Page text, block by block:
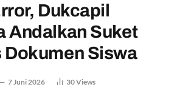
Dukcapil
Andalkan Suket
Dokumen Siswa
7 Juni 2026 30Views